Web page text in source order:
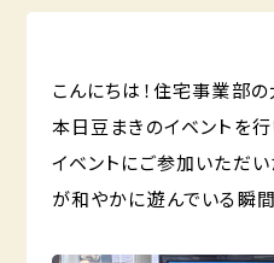
こんにちは！住宅事業部の
本日豆まきのイベントを行
イベントにご参加いただ
が和やかに遊んでいる瞬